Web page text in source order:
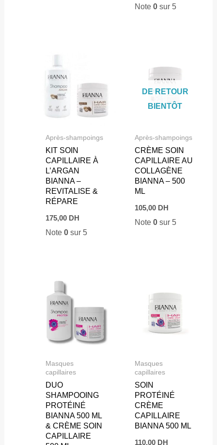
Note0 sur 5
Après-shampoings
KIT SOIN
CAPILLAIRE À
L’ARGAN
BIANNA –
REVITALISE &
RÉPARE
175,00 DH
Note0 sur 5
DE RETOUR
BIENTÔT
Après-shampoings
CRÈME SOIN
CAPILLAIRE AU
COLLAGÈNE
BIANNA – 500
ML
105,00 DH
Note0 sur 5
Masques
capillaires
DUO
SHAMPOOING
PROTÉINÉ
BIANNA 500 ML
& CRÈME SOIN
CAPILLAIRE
Masques
capillaires
SOIN
PROTÉINÉ
CRÈME
CAPILLAIRE
BIANNA 500 ML
110,00 DH